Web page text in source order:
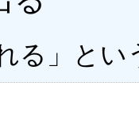
る」とい